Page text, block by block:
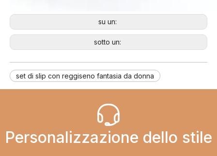
su un:
sotto un:
set di slip con reggiseno fantasia da donna
Personalizzazione dello stile​​​​​​​